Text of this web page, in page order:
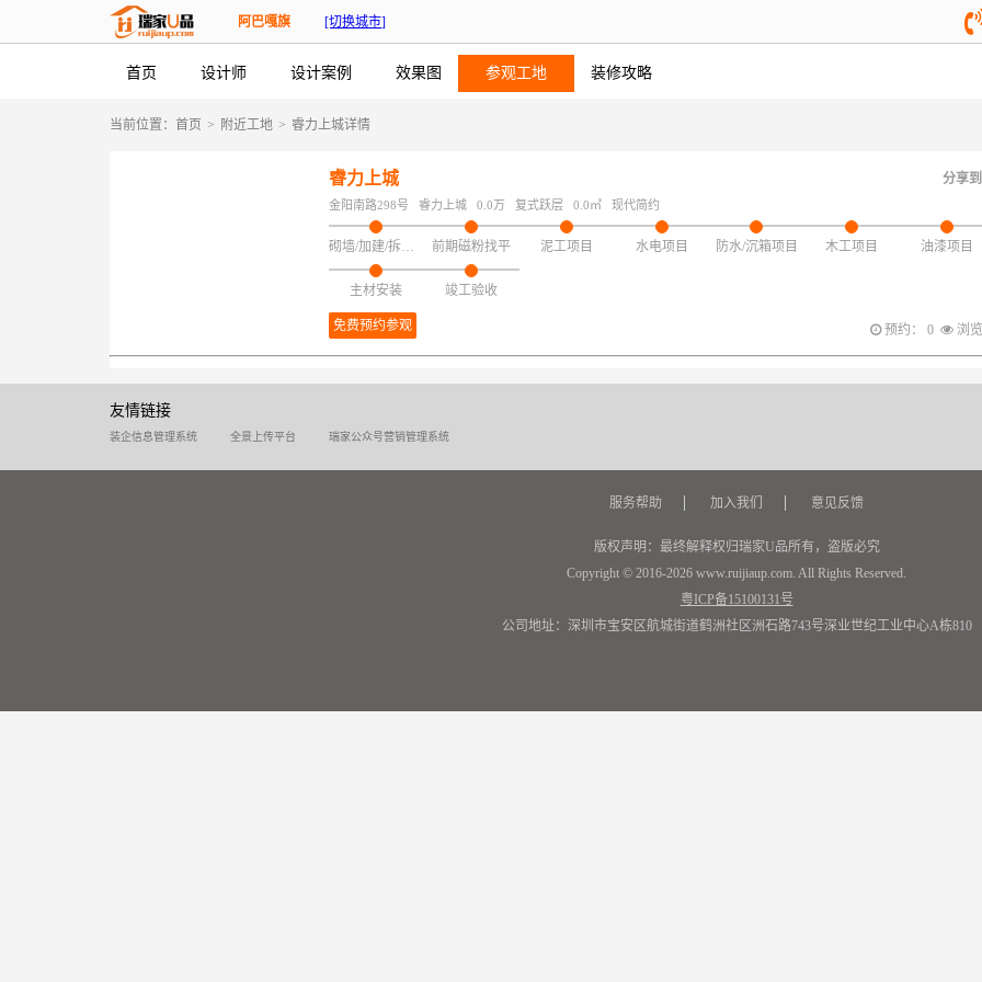
阿巴嘎旗 [切换城市]
首页 设计师 设计案例 效果图 参观工地 装修攻略
当前位置： 首页 > 附近工地 > 睿力上城详情
睿力上城 分享到
金阳南路298号 睿力上城 0.0万 复式跃层 0.0㎡ 现代简约
砌墙/加建/拆改/保护 前期磁粉找平 泥工项目 水电项目 防水/沉箱项目 木工项目 油漆项目
主材安装 竣工验收
免费预约参观 预约： 0 浏
友情链接
装企信息管理系统 全景上传平台 瑞家公众号营销管理系统
服务帮助 加入我们 意见反馈
版权声明：最终解释权归瑞家U品所有，盗版必究
Copyright © 2016-2026 www.ruijiaup.com. All Rights Reserved.
粤ICP备15100131号
公司地址：深圳市宝安区航城街道鹤洲社区洲石路743号深业世纪工业中心A栋810